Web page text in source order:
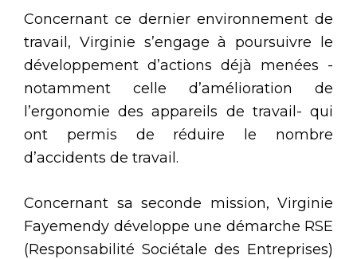
Concernant ce dernier environnement de
travail, Virginie s’engage à poursuivre le
développement d’actions déjà menées -
notamment celle d’amélioration de
l’ergonomie des appareils de travail- qui
ont permis de réduire le nombre
d’accidents de travail.
Concernant sa seconde mission, Virginie
Fayemendy développe une démarche RSE
(Responsabilité Sociétale des Entreprises)